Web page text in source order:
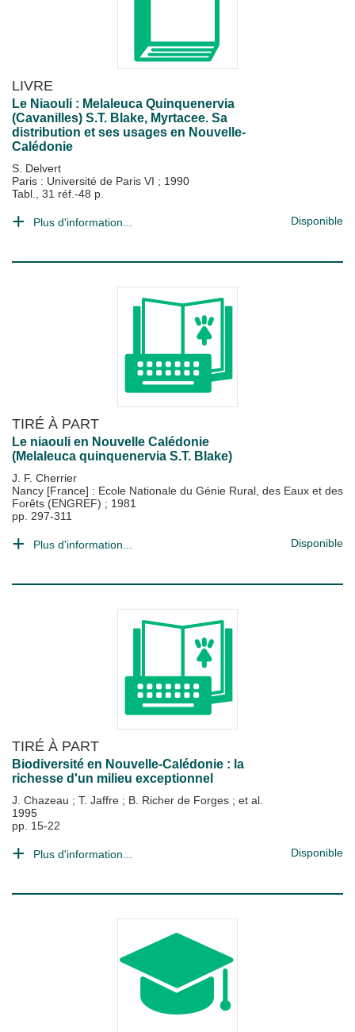
LIVRE
Le Niaouli : Melaleuca Quinquenervia
(Cavanilles) S.T. Blake, Myrtacee. Sa
distribution et ses usages en Nouvelle-
Calédonie
S. Delvert
Paris : Université de Paris VI ; 1990
Tabl., 31 réf.-48 p.
Plus d'information... Disponible
TIRÉ À PART
Le niaouli en Nouvelle Calédonie
(Melaleuca quinquenervia S.T. Blake)
J. F. Cherrier
Nancy [France] : Ecole Nationale du Génie Rural, des Eaux et des
Forêts (ENGREF) ; 1981
pp. 297-311
Plus d'information... Disponible
TIRÉ À PART
Biodiversité en Nouvelle-Calédonie : la
richesse d'un milieu exceptionnel
J. Chazeau ; T. Jaffre ; B. Richer de Forges ; et al.
1995
pp. 15-22
Plus d'information... Disponible